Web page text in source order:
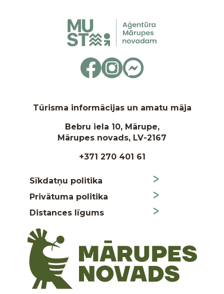
Tūrisma informācijas un amatu māja
Bebru iela 10, Mārupe,
Mārupes novads, LV-2167
+371 270 401 61
Sīkdatņu politika
Privātuma politika
Distances līgums